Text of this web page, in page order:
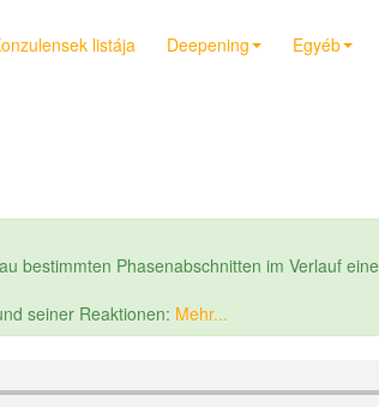
listája Deepening Egyéb
bestimmten Phasenabschnitten im Verlauf
seiner Reaktionen: Mehr...